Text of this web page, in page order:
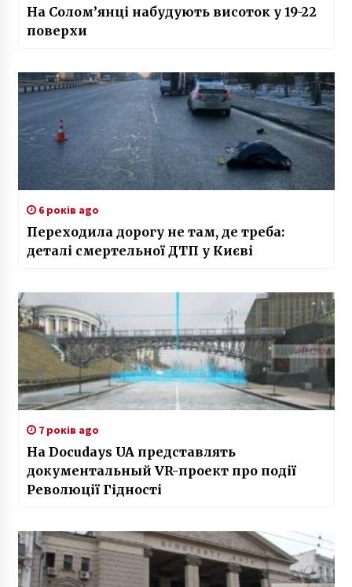
На Солом’янці набудують висоток у 19-22
поверхи
6 років ago
Переходила дорогу не там, де треба:
деталі смертельної ДТП у Києві
7 років ago
На Docudays UA представлять
документальный VR-проект про події
Революції Гідності